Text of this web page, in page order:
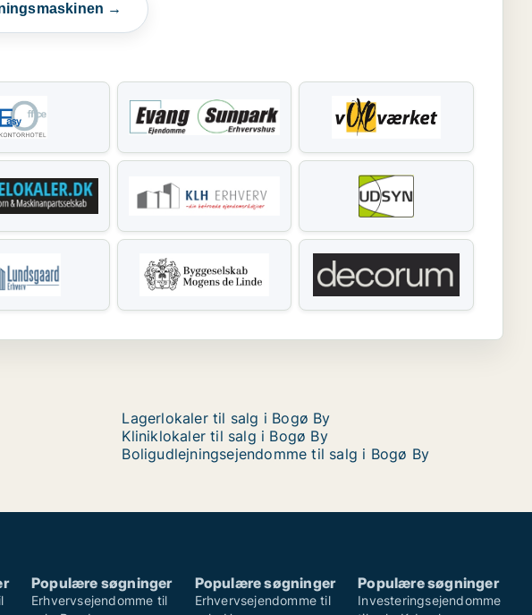
→
Lagerlokaler til salg i Bogø By
Kliniklokaler til salg i Bogø By
Boligudlejningsejendomme til salg i Bogø By
Populære søgninger
Erhvervsejendomme til
Populære søgninger
Erhvervsejendomme til
Populære søgninger
Investeringsejendomme